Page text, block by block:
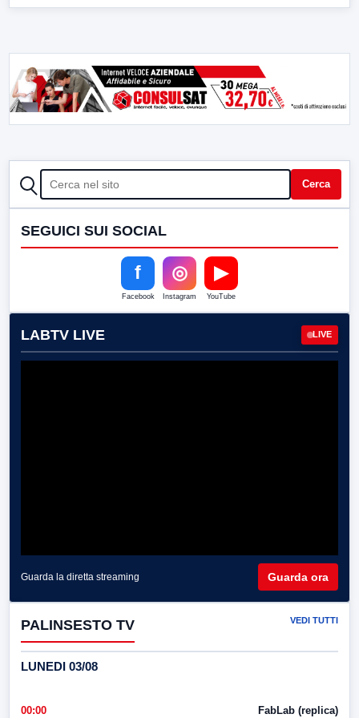
CERCA Cerca
SEGUICI SUI SOCIAL
f
Facebook
◎
Instagram
▶
YouTube
LABTV LIVE LIVE
Guarda la diretta streaming Guarda ora
PALINSESTO TV VEDI TUTTI
LUNEDI 03/08
00:00 FabLab (replica)